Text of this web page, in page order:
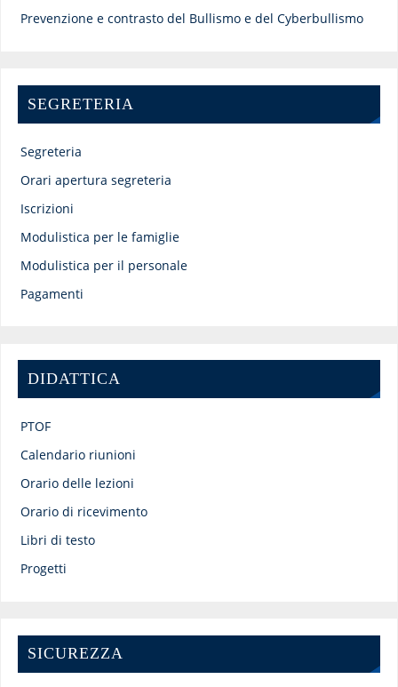
Prevenzione e contrasto del Bullismo e del Cyberbullismo
SEGRETERIA
Segreteria
Orari apertura segreteria
Iscrizioni
Modulistica per le famiglie
Modulistica per il personale
Pagamenti
DIDATTICA
PTOF
Calendario riunioni
Orario delle lezioni
Orario di ricevimento
Libri di testo
Progetti
SICUREZZA